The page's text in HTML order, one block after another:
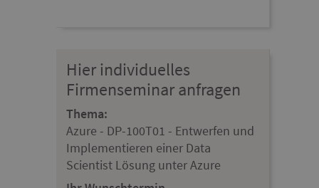
Hier individuelles
Firmenseminar anfragen
Thema:
Azure - DP-100T01 - Entwerfen und
Implementieren einer Data
Scientist Lösung unter Azure